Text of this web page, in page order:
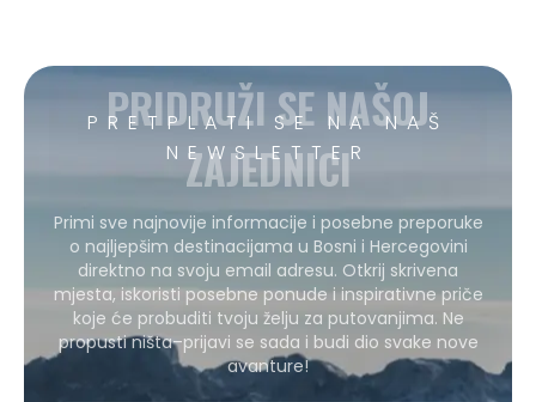
PRETPLATI SE NA NAŠ
NEWSLETTER
PRIDRUŽI SE NAŠOJ
ZAJEDNICI
Primi sve najnovije informacije i posebne preporuke
o najljepšim destinacijama u Bosni i Hercegovini
direktno na svoju email adresu. Otkrij skrivena
mjesta, iskoristi posebne ponude i inspirativne priče
koje će probuditi tvoju želju za putovanjima. Ne
propusti ništa–prijavi se sada i budi dio svake nove
avanture!